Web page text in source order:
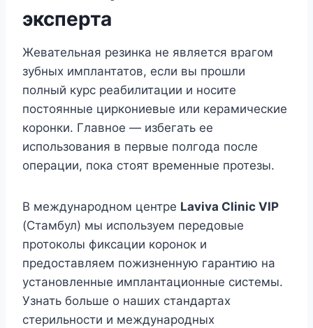
эксперта
Жевательная резинка не является врагом
зубных имплантатов, если вы прошли
полный курс реабилитации и носите
постоянные циркониевые или керамические
коронки. Главное — избегать ее
использования в первые полгода после
операции, пока стоят временные протезы.
В международном центре Laviva Clinic VIP
(Стамбул) мы используем передовые
протоколы фиксации коронок и
предоставляем пожизненную гарантию на
установленные имплантационные системы.
Узнать больше о наших стандартах
стерильности и международных